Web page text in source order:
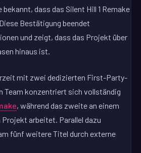
dass das Silent Hill 1 Remake
Bestätigung beendet
und zeigt, dass das Projekt über
hinaus ist.
mit zwei dedizierten First-Party-
Team konzentriert sich vollständig
, während das zweite an einem
arbeitet. Parallel dazu
fünf weitere Titel durch externe